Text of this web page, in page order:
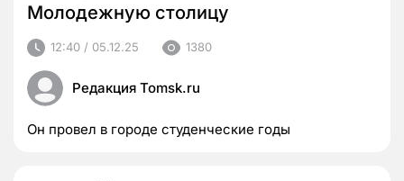
Молодежную столицу
12:40 / 05.12.25 1380
Редакция Tomsk.ru
Он провел в городе студенческие годы